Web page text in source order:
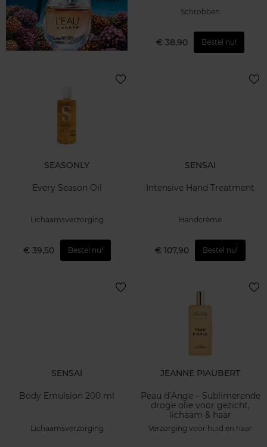
Schrobben
€ 38,90 Bestel nu!
SEASONLY
Every Season Oil
Lichaamsverzorging
€ 39,50 Bestel nu!
SENSAI
Intensive Hand Treatment
Handcrème
€ 107,90 Bestel nu!
SENSAI
Body Emulsion 200 ml
Lichaamsverzorging
JEANNE PIAUBERT
Peau d’Ange – Sublimerende
droge olie voor gezicht,
lichaam & haar
Verzorging voor huid en haar